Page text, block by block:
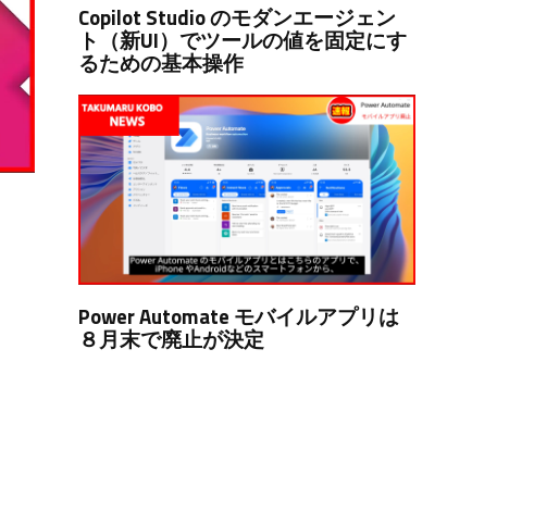
Copilot Studio のモダンエージェン
ト（新UI）でツールの値を固定にす
るための基本操作
Power Automate モバイルアプリは
８月末で廃止が決定